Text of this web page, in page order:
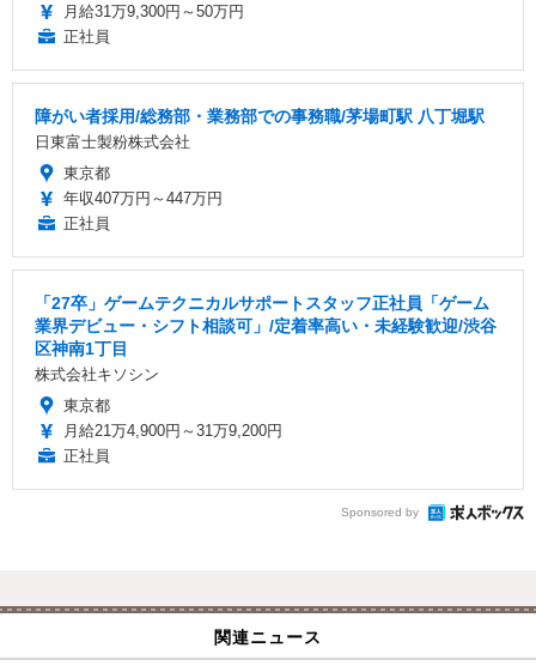
月給31万9,300円～50万円
正社員
障がい者採用/総務部・業務部での事務職/茅場町駅 八丁堀駅
日東富士製粉株式会社
東京都
年収407万円～447万円
正社員
「27卒」ゲームテクニカルサポートスタッフ正社員「ゲーム
業界デビュー・シフト相談可」/定着率高い・未経験歓迎/渋谷
区神南1丁目
株式会社キソシン
東京都
月給21万4,900円～31万9,200円
正社員
Sponsored by
関連ニュース